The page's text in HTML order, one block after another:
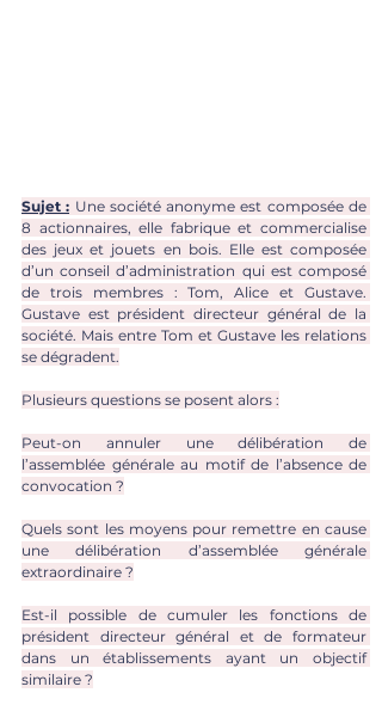
Sujet : Une société anonyme est composée de
8 actionnaires, elle fabrique et commercialise
des jeux et jouets en bois. Elle est composée
d’un conseil d’administration qui est composé
de trois membres : Tom, Alice et Gustave.
Gustave est président directeur général de la
société. Mais entre Tom et Gustave les relations
se dégradent.
Plusieurs questions se posent alors :
Peut-on annuler une délibération de
l’assemblée générale au motif de l’absence de
convocation ?
Quels sont les moyens pour remettre en cause
une délibération d’assemblée générale
extraordinaire ?
Est-il possible de cumuler les fonctions de
président directeur général et de formateur
dans un établissements ayant un objectif
similaire ?